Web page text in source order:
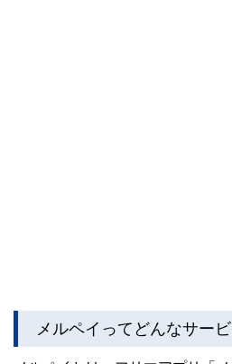
メルペイってどんなサービ